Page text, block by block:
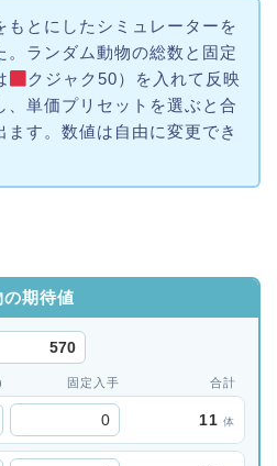
もとにしたシミュレーターを
。ランダム動物の総数と固定
クジャク50）を入れて反映
、単価プリセットを選ぶと合
ます。数値は自由に変更でき
期待値
固定入手 合計
11 体